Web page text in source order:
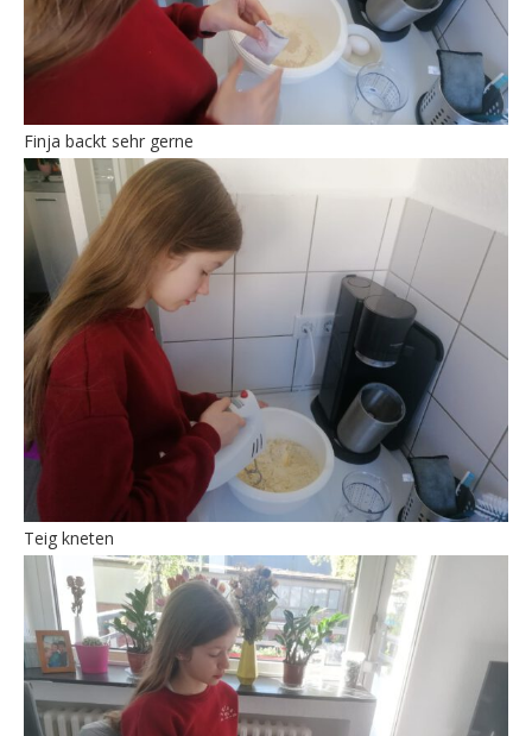
Finja backt sehr gerne
Teig kneten